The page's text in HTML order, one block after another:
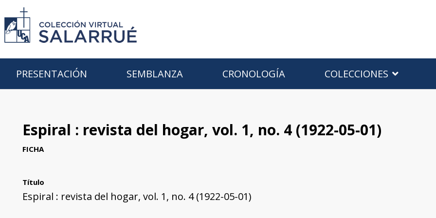
PRESENTACIÓN SEMBLANZA CRONOLOGÍA COLECCIONES
Espiral : revista del hogar, vol. 1, no. 4 (1922-05-01)
FICHA
Título
Espiral : revista del hogar, vol. 1, no. 4 (1922-05-01)